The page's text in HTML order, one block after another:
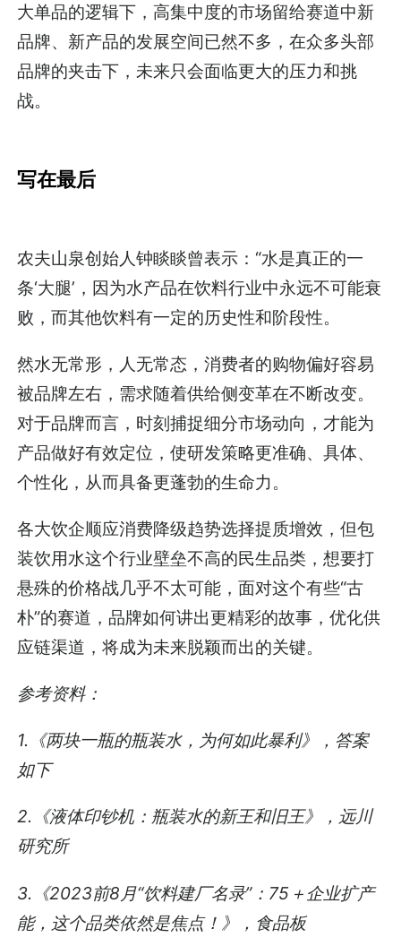
大单品的逻辑下，高集中度的市场留给赛道中新
品牌、新产品的发展空间已然不多，在众多头部
品牌的夹击下，未来只会面临更大的压力和挑
战。
写在最后
农夫山泉创始人钟睒睒曾表示：“水是真正的一
条‘大腿’，因为水产品在饮料行业中永远不可能衰
败，而其他饮料有一定的历史性和阶段性。
然水无常形，人无常态，消费者的购物偏好容易
被品牌左右，需求随着供给侧变革在不断改变。
对于品牌而言，时刻捕捉细分市场动向，才能为
产品做好有效定位，使研发策略更准确、具体、
个性化，从而具备更蓬勃的生命力。
各大饮企顺应消费降级趋势选择提质增效，但包
装饮用水这个行业壁垒不高的民生品类，想要打
悬殊的价格战几乎不太可能，面对这个有些“古
朴”的赛道，品牌如何讲出更精彩的故事，优化供
应链渠道，将成为未来脱颖而出的关键。
参考资料：
1.《两块一瓶的瓶装水，为何如此暴利》，答案
如下
2.《液体印钞机：瓶装水的新王和旧王》，远川
研究所
3.《2023前8月“饮料建厂名录”：75＋企业扩产
能，这个品类依然是焦点！》，食品板